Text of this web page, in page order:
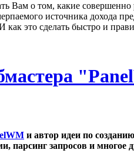
Вам о том, какие совершенно
источника дохода
как это сделать быстро и
и автор идеи по
парсинг запросов и многое